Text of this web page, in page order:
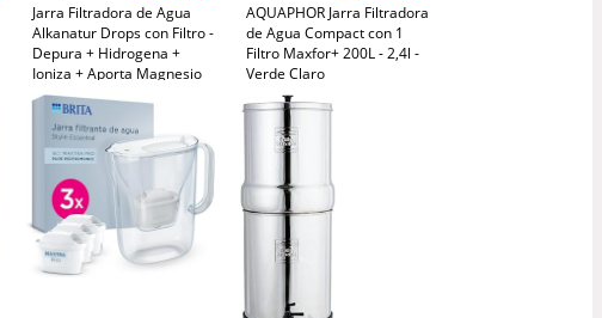
Jarra Filtradora de Agua
Alkanatur Drops con Filtro -
Depura + Hidrogena +
Ioniza + Aporta Magnesio
Elimina Metales + Bacterias
- Normativa UNE
149101:2015 Capacidad
1.4L Libre de Tóxicos -
ALKANATUR
AQUAPHOR Jarra Filtradora
de Agua Compact con 1
Filtro Maxfor+ 200L - 2,4l -
Verde Claro